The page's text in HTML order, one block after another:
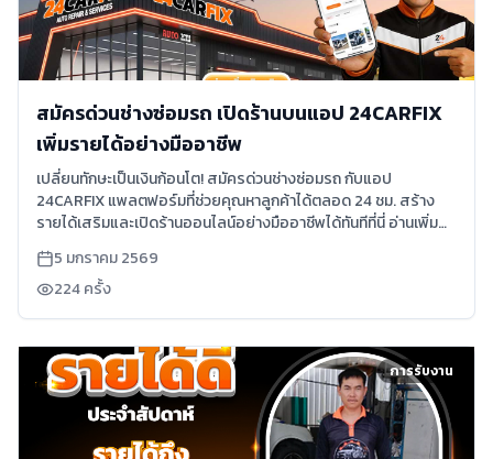
สมัครด่วนช่างซ่อมรถ เปิดร้านบนแอป 24CARFIX
เพิ่มรายได้อย่างมืออาชีพ
เปลี่ยนทักษะเป็นเงินก้อนโต! สมัครด่วนช่างซ่อมรถ กับแอป
24CARFIX แพลตฟอร์มที่ช่วยคุณหาลูกค้าได้ตลอด 24 ชม. สร้าง
รายได้เสริมและเปิดร้านออนไลน์อย่างมืออาชีพได้ทันทีที่นี่ อ่านเพิ่ม
เติม
5 มกราคม 2569
224ครั้ง
การรับงาน